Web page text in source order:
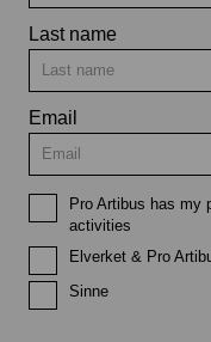
Last name
Email
Pro Artibus has my
activities
Elverket & Pro
Sinne